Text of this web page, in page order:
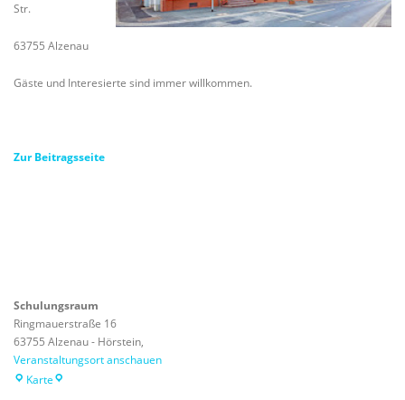
Str.
63755 Alzenau
Gäste und Interesierte sind immer willkommen.
Zur Beitragsseite
Schulungsraum
Ringmauerstraße 16
63755 Alzenau - Hörstein,
Veranstaltungsort anschauen
KarteSchulungsraum